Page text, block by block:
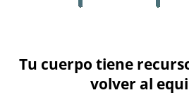
Tu cuerpo tiene
volver al